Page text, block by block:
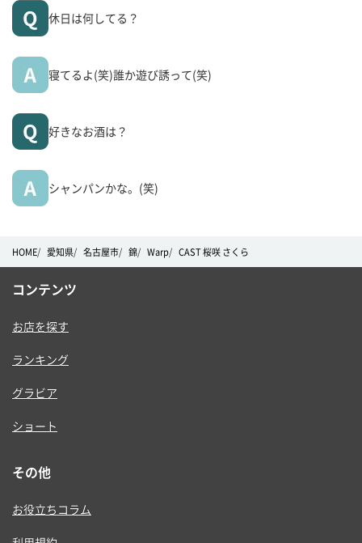
休日は何してる？
寝てるよ(笑)誰か遊び誘って(笑)
好きなお酒は？
シャンパンかな。(笑)
HOME 愛知県 名古屋市 錦 Warp CAST 桜咲 さくら
コンテンツ
お店を探す
ランキング
グラビア
ショート
その他
お役立ちコラム